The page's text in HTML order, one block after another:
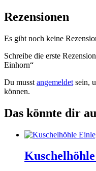
Rezensionen
Es gibt noch keine
Schreibe die erste
Einhorn“
Du musst angemeldet sein,
können.
Das könnte dir